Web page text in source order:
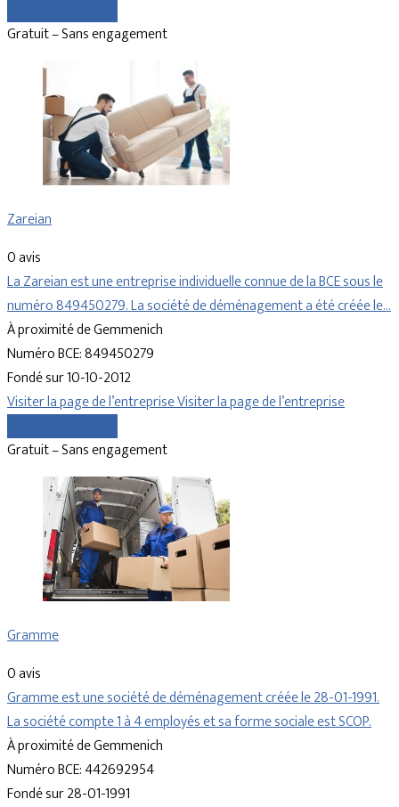
Gratuit – Sans engagement
Zareian
0 avis
La Zareian est une entreprise individuelle connue de la BCE sous le
numéro 849450279. La société de déménagement a été créée le…
À proximité de Gemmenich
Numéro BCE: 849450279
Fondé sur 10-10-2012
Visiter la page de l’entrepriseVisiter la page de l’entreprise
Gratuit – Sans engagement
Gramme
0 avis
Gramme est une société de déménagement créée le 28-01-1991.
La société compte 1 à 4 employés et sa forme sociale est SCOP.
À proximité de Gemmenich
Numéro BCE: 442692954
Fondé sur 28-01-1991